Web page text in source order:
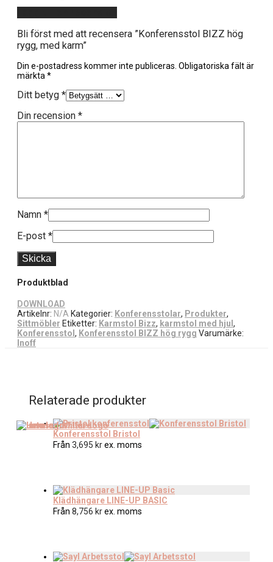
Bli först med att recensera ”Konferensstol BIZZ hög
rygg, med karm”
Din e-postadress kommer inte publiceras. Obligatoriska fält är
märkta*
Ditt betyg *
Din recension *
Namn *
E-post *
Produktblad
DOWNLOAD
Artikelnr: N/A Kategorier: Konferensstolar, Produkter,
Sittmöbler Etiketter: Karmstol Bizz, karmstol med hjul ,
Konferensstol , Konferensstol BIZZ hög rygg Varumärke:
Inoff
Relaterade produkter
Konferensstol Bristol
Från 3,695 krex. moms
Klädhängare LINE-UP BASIC
Från 8,756 krex. moms